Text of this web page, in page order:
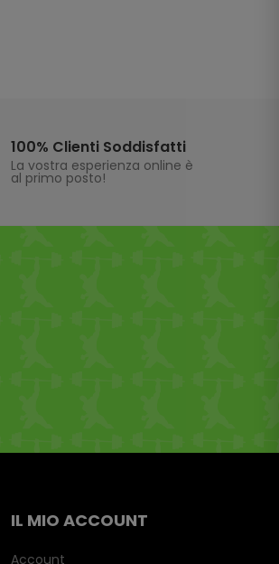
100% Clienti Soddisfatti
La vostra esperienza online è
al primo posto!
IL MIO ACCOUNT
Account